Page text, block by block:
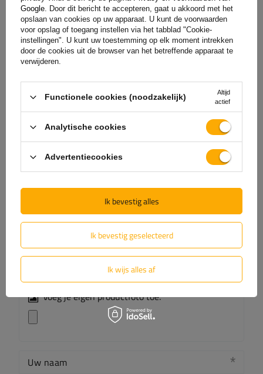
Levering
Stel uw vraag
Beoordelingen(0)
Laat uw mening achter
5/5
De inhoud van uw beoordeling
Voeg je eigen productfoto toe:
Uw naam
Google. Door dit bericht te accepteren, gaat u akkoord met het
opslaan van cookies op uw apparaat. U kunt de voorwaarden
voor opslag of toegang instellen via het tabblad "Cookie-
instellingen". U kunt uw toestemming op elk moment intrekken
door de cookies uit de browser van het betreffende apparaat te
verwijderen.
Functionele cookies (noodzakelijk)
Altijd
actief
Analytische cookies
Advertentiecookies
Ik bevestig geselecteerd
Ik wijs alles af
Ik bevestig alles